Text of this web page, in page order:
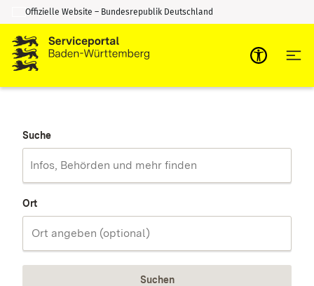
Zum Inhalt springen
Zur Suche springen
Offizielle Website – Bundesrepublik Deutschland
Suche
Ort
Suchen